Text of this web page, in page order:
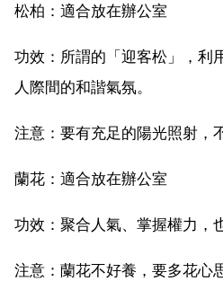
松柏：適合放在辦公室
功效：所謂的「迎客松」，利
人際間的和諧氣氛。
注意：要有充足的陽光照射，
蘭花：適合放在辦公室
功效：聚合人氣、掌握權力，
注意：蘭花不好養，要多花心